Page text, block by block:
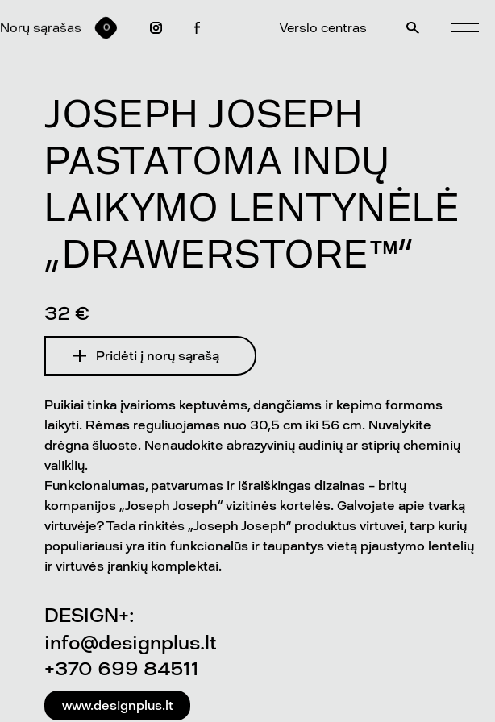
Norų sąrašas 0 Verslo centras
JOSEPH JOSEPH
PASTATOMA INDŲ
LAIKYMO LENTYNĖLĖ
„DRAWERSTORE™“
32 €
Pridėti į norų sąrašą
Puikiai tinka įvairioms keptuvėms, dangčiams ir kepimo formoms
laikyti. Rėmas reguliuojamas nuo 30,5 cm iki 56 cm. Nuvalykite
drėgna šluoste. Nenaudokite abrazyvinių audinių ar stiprių cheminių
valiklių.
Funkcionalumas, patvarumas ir išraiškingas dizainas – britų
kompanijos „Joseph Joseph“ vizitinės kortelės. Galvojate apie tvarką
virtuvėje? Tada rinkitės „Joseph Joseph“ produktus virtuvei, tarp kurių
populiariausi yra itin funkcionalūs ir taupantys vietą pjaustymo lentelių
ir virtuvės įrankių komplektai.
DESIGN+:
info@designplus.lt
+370 699 84511
www.designplus.lt